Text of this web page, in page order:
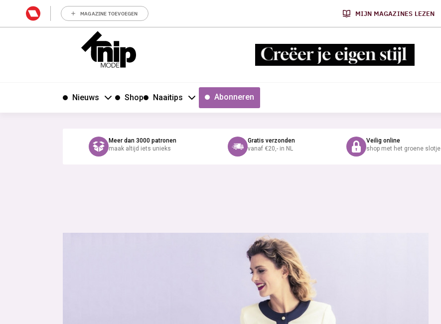
MAGAZINE TOEVOEGEN MIJN MAGAZINES LEZEN
Nieuws Shop Naaitips Abonneren
Meer dan 3000 patronen
maak altijd iets unieks
Gratis verzonden
vanaf €20,- in NL
Veilig online
shop met het groene slotje